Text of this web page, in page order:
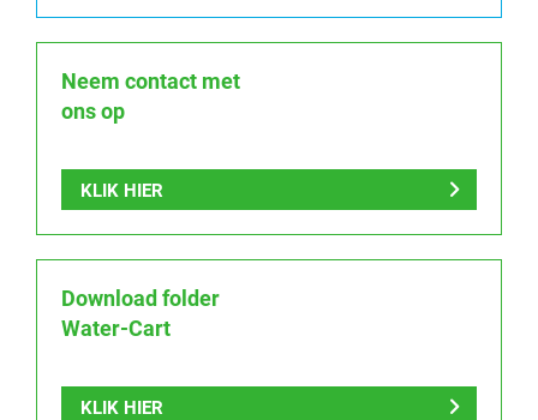
Neem contact met
ons op
KLIK HIER
Download folder
Water-Cart
KLIK HIER